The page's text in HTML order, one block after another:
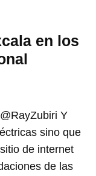
en los
Y
sino que
de internet
de las